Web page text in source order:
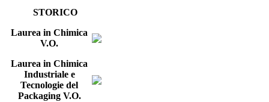
STORICO
Laurea in Chimica
V.O.
Laurea in Chimica
Industriale e
Tecnologie del
Packaging V.O.